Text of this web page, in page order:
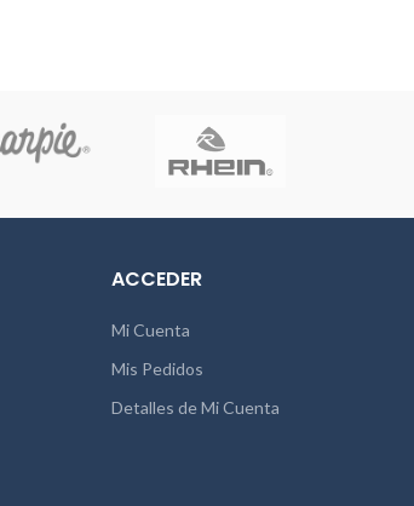
ACCEDER
Mi Cuenta
Mis Pedidos
Detalles de Mi Cuenta